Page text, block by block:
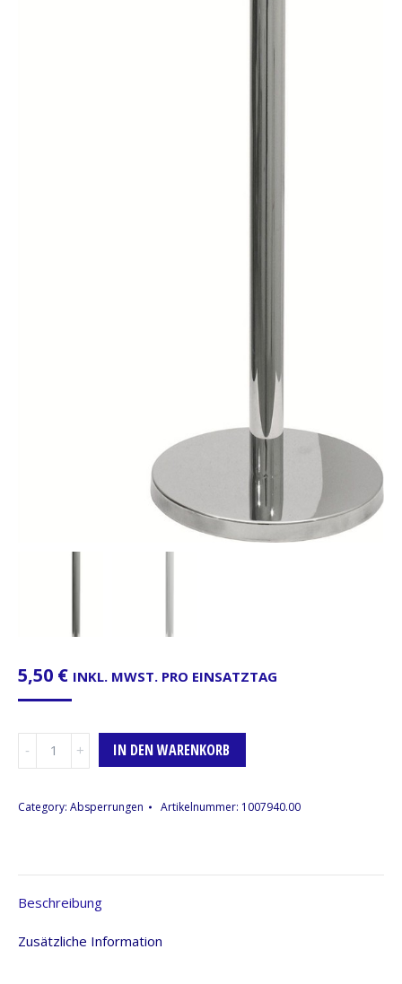
5,50 € INKL. MWST. PRO EINSATZTAG
Abgrenzungsständer,
Menge
IN DEN WARENKORB
Category: Absperrungen Artikelnummer: 1007940.00
Beschreibung
Zusätzliche Information